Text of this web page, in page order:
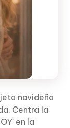
navideña
Centra la
en la